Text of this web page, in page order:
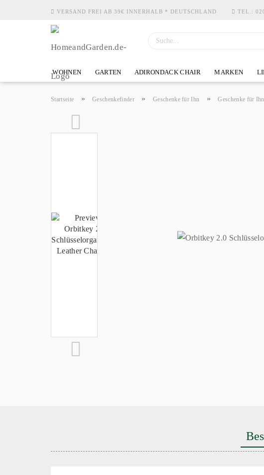
VERSAND FREI AB 39€ INNERHALB * DEUTSCHLAND TEL.:
WOHNEN GARTEN ADIRONDACK CHAIR MARKEN
Startseite » Geschenkefinder » Geschenke für Ihn » Geschenke für